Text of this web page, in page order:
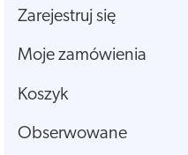
Zarejestruj się
Moje zamówienia
Koszyk
Obserwowane